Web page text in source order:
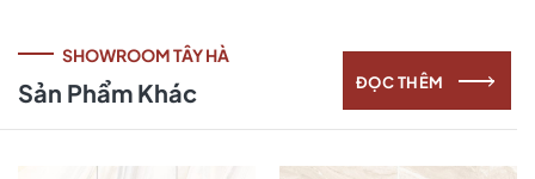
SHOWROOM TÂY HÀ
Sản Phẩm Khác ĐỌC THÊM